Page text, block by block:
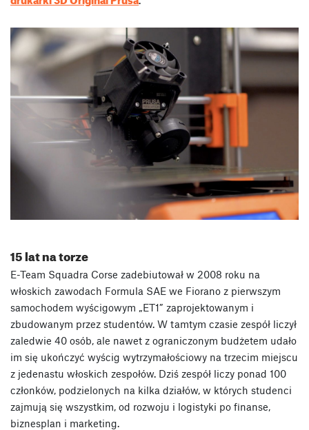
15 lat na torze
E-Team Squadra Corse zadebiutował w 2008 roku na
włoskich zawodach Formula SAE we Fiorano z pierwszym
samochodem wyścigowym „ET1” zaprojektowanym i
zbudowanym przez studentów. W tamtym czasie zespół liczył
zaledwie 40 osób, ale nawet z ograniczonym budżetem udało
im się ukończyć wyścig wytrzymałościowy na trzecim miejscu
z jedenastu włoskich zespołów. Dziś zespół liczy ponad 100
członków, podzielonych na kilka działów, w których studenci
zajmują się wszystkim, od rozwoju i logistyki po finanse,
biznesplan i marketing.